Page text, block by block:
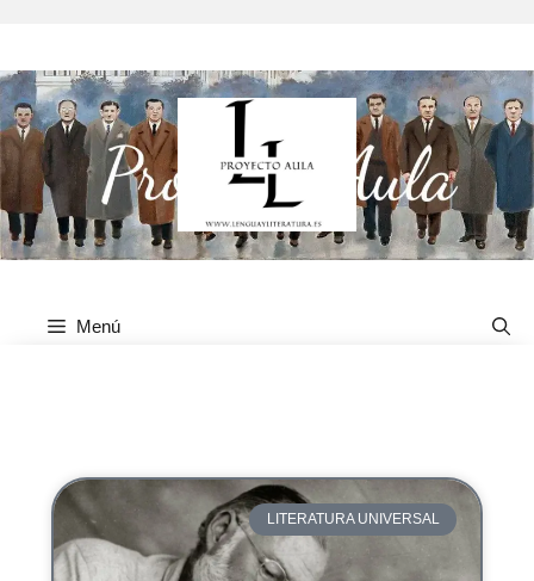
Menú
LITERATURA UNIVERSAL